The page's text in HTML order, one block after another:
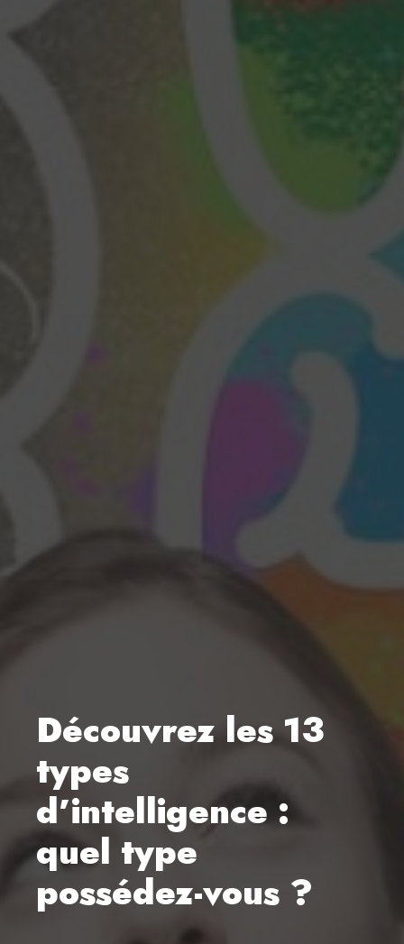
Découvrez les 13
types
d’intelligence :
quel type
possédez-vous ?